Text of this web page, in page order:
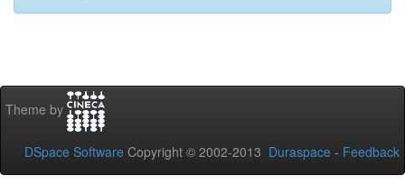
Theme by
DSpace Software Copyright © 2002-2013 Duraspace - Feedback